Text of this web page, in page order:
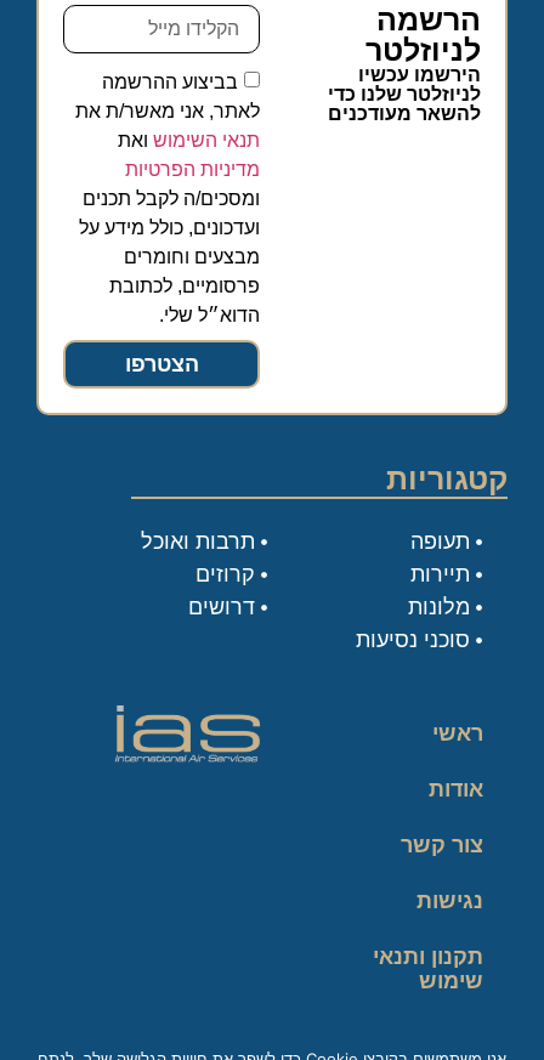
הרשמה
לניוזלטר
הירשמו עכשיו
לניוזלטר שלנו כדי
להשאר מעודכנים
בביצוע ההרשמה
לאתר, אני מאשר/ת את
תנאי השימוש ואת
מדיניות הפרטיות
ומסכים/ה לקבל תכנים
ועדכונים, כולל מידע על
מבצעים וחומרים
פרסומיים, לכתובת
הדוא״ל שלי.
הצטרפו
קטגוריות
תעופה
תיירות
מלונות
סוכני נסיעות
תרבות ואוכל
קרוזים
דרושים
ראשי
אודות
צור קשר
נגישות
תקנון ותנאי
שימוש